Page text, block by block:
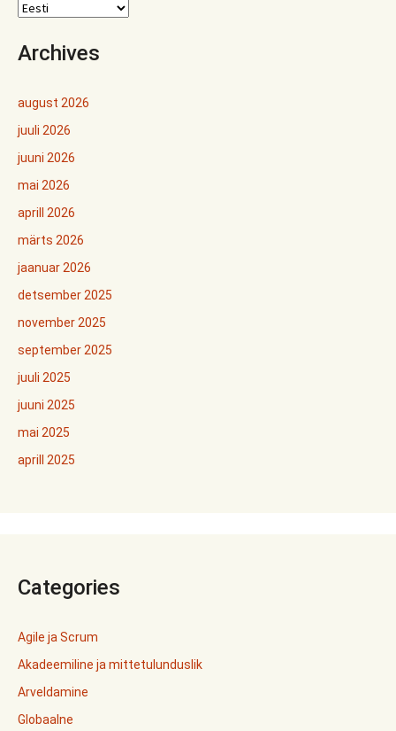
Archives
august 2026
juuli 2026
juuni 2026
mai 2026
aprill 2026
märts 2026
jaanuar 2026
detsember 2025
november 2025
september 2025
juuli 2025
juuni 2025
mai 2025
aprill 2025
Categories
Agile ja Scrum
Akadeemiline ja mittetulunduslik
Arveldamine
Globaalne